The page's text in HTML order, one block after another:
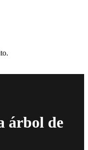
árbol de